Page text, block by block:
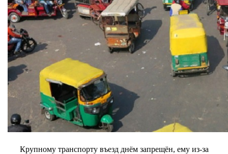
Крупному транспорту въезд днём запрещён, ему из-за